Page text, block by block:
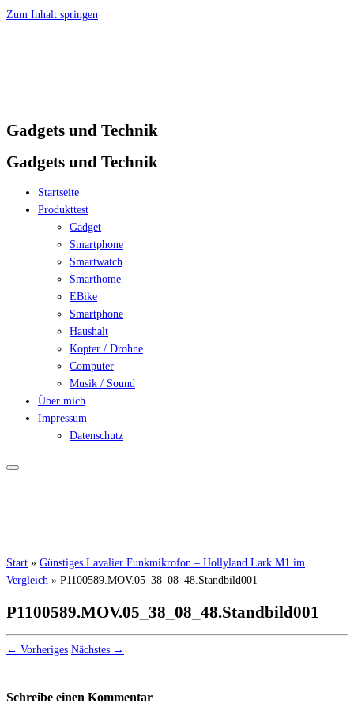
Zum Inhalt springen
Gadgets und Technik
Gadgets und Technik
Startseite
Produkttest
Gadget
Smartphone
Smartwatch
Smarthome
EBike
Smartphone
Haushalt
Kopter / Drohne
Computer
Musik / Sound
Über mich
Impressum
Datenschutz
Start » Günstiges Lavalier Funkmikrofon – Hollyland Lark M1 im
Vergleich » P1100589.MOV.05_38_08_48.Standbild001
P1100589.MOV.05_38_08_48.Standbild001
← Vorheriges Nächstes →
Schreibe einen Kommentar